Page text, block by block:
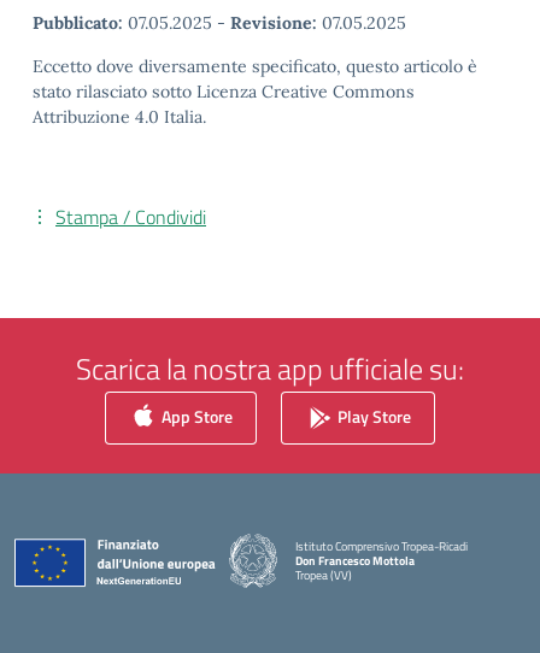
Pubblicato: 07.05.2025 - Revisione: 07.05.2025
Eccetto dove diversamente specificato, questo articolo è
stato rilasciato sotto Licenza Creative Commons
Attribuzione 4.0 Italia.
Stampa / Condividi
Scarica la nostra app ufficiale su:
App Store Play Store
Istituto Comprensivo Tropea-Ricadi
Don Francesco Mottola
Tropea (VV)
— Visita la pagina iniziale della scuola